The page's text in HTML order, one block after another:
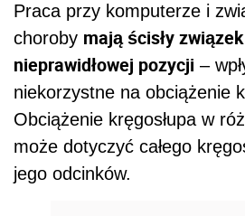
Praca przy komputerze i
choroby mają ścisły
nieprawidłowej pozycji –
niekorzystne na obciążenie
Obciążenie kręgosłupa w
może dotyczyć całego
jego odcinków.